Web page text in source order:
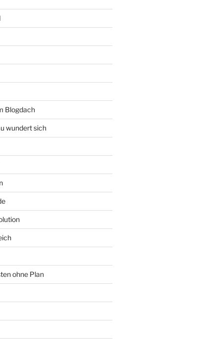
Blogdach
wundert sich
ohne Plan